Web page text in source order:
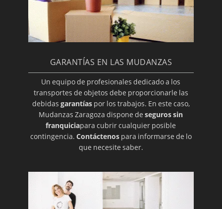
GARANTÍAS EN LAS MUDANZAS
Un equipo de profesionales dedicado a los
transportes de objetos debe proporcionarle las
debidas garantíaspor los trabajos. En este caso,
Mudanzas Zaragoza dispone deseguros sin
franquiciapara cubrir cualquier posible
contingencia. Contáctenospara informarse de lo
que necesite saber.